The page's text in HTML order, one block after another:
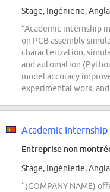
Stage, Ingénierie,
“Academic internship
on PCB assembly
characterization,
and automation
model accuracy
experimental work,
Entreprise non
Stage, Ingénierie,
“(COMPANY NAME)